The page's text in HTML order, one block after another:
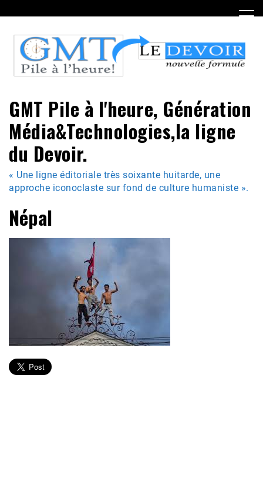
to
content
GMT Pile à l'heure, Génération
Média&Technologies,la ligne
du Devoir.
« Une ligne éditoriale très soixante huitarde, une
approche iconoclaste sur fond de culture humaniste ».
Népal